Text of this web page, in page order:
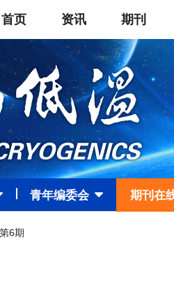
首页 资讯 期刊
青年编委会 期刊在
6期